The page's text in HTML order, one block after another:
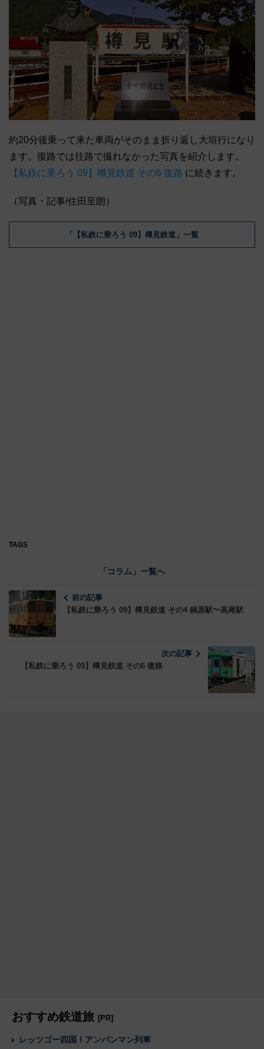
約20分後乗って来た車両がそのまま折り返し大垣行になり
ます。復路では往路で撮れなかった写真を紹介します。
【私鉄に乗ろう 09】樽見鉄道 その6 復路 に続きます。
（写真・記事/住田至朗）
「【私鉄に乗ろう 09】樽見鉄道」一覧
TAGS
「コラム」一覧へ
前の記事
【私鉄に乗ろう 09】樽見鉄道 その4 鍋原駅〜高尾駅
次の記事
【私鉄に乗ろう 09】樽見鉄道 その6 復路
おすすめ鉄道旅 [PR]
レッツゴー四国！アンパンマン列車